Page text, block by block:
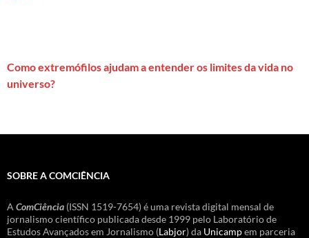
Como extremófilos ajudam a entender os limites da vida no
universo?
SOBRE A COMCIÊNCIA
A ComCiência (ISSN 1519-7654) é uma revista digital mensal de
jornalismo científico publicada desde 1999 pelo Laboratório de
Estudos Avançados em Jornalismo (Labjor) da Unicampem parceria